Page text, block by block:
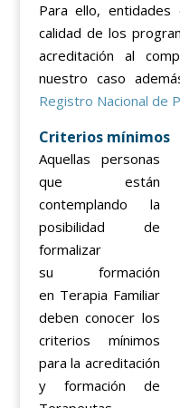
Para ello, entidades
calidad de los
acreditación al
nuestro caso
Registro Nacional de
Criterios mínimos
Aquellas personas
que están
contemplando la
posibilidad de
formalizar
su formación
en Terapia Familiar
deben conocer los
criterios mínimos
para la acreditación
y formación de